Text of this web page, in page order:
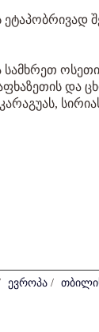
ეტაპობრივად
და
ევროპა /